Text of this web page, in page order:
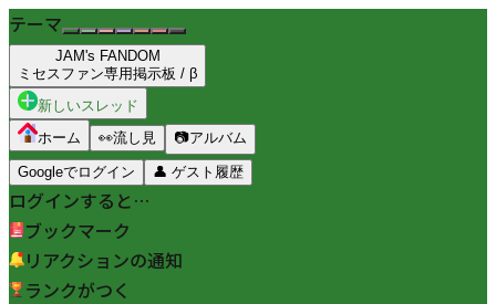
テーマ
JAM's FANDOM
ミセスファン専用掲示板 / β
新しいスレッド
ホーム
👀流し見 📷アルバム
Googleでログイン 👤 ゲスト履歴
ログインすると…
ブックマーク
リアクションの通知
ランクがつく